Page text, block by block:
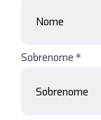
Sobrenome